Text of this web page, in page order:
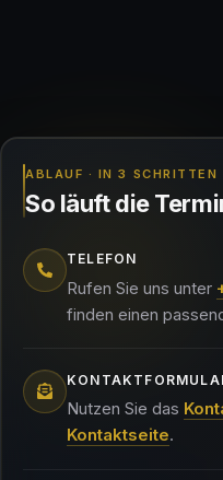
ABLAUF · IN 3 SCHRITTEN
So läuft die
TELEFON
Rufen Sie uns unter
finden einen
Nutzen Sie das
Kontaktseite.